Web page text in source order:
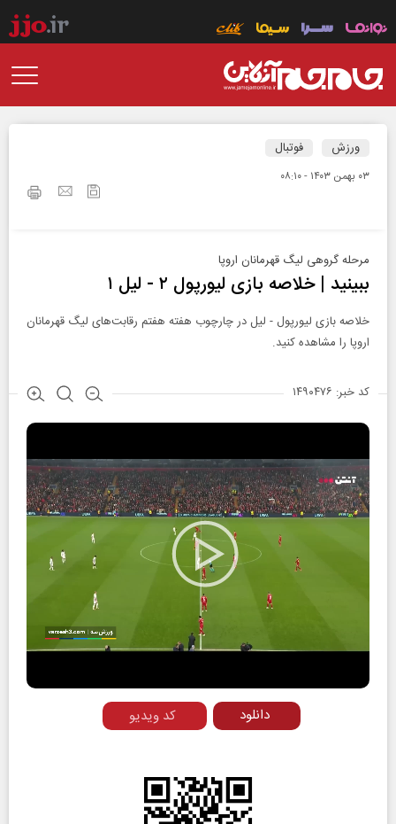
ورزش فوتبال
۰۳ بهمن ۱۴۰۳ - ۰۸:۱۰
مرحله گروهی لیگ قهرمانان اروپا
ببینید | خلاصه بازی لیورپول ۲ - لیل ۱
خلاصه بازی لیورپول - لیل در چارچوب هفته هفتم رقابت‌های لیگ قهرمانان
اروپا را مشاهده کنید.
کد خبر: ۱۴۹۰۴۷۶
Play
Video
کد ویدیو دانلود